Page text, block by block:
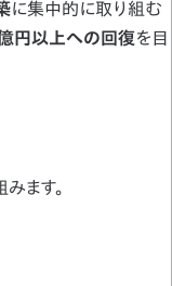
に集中的に取り組む
円以上への回復を目
ます。